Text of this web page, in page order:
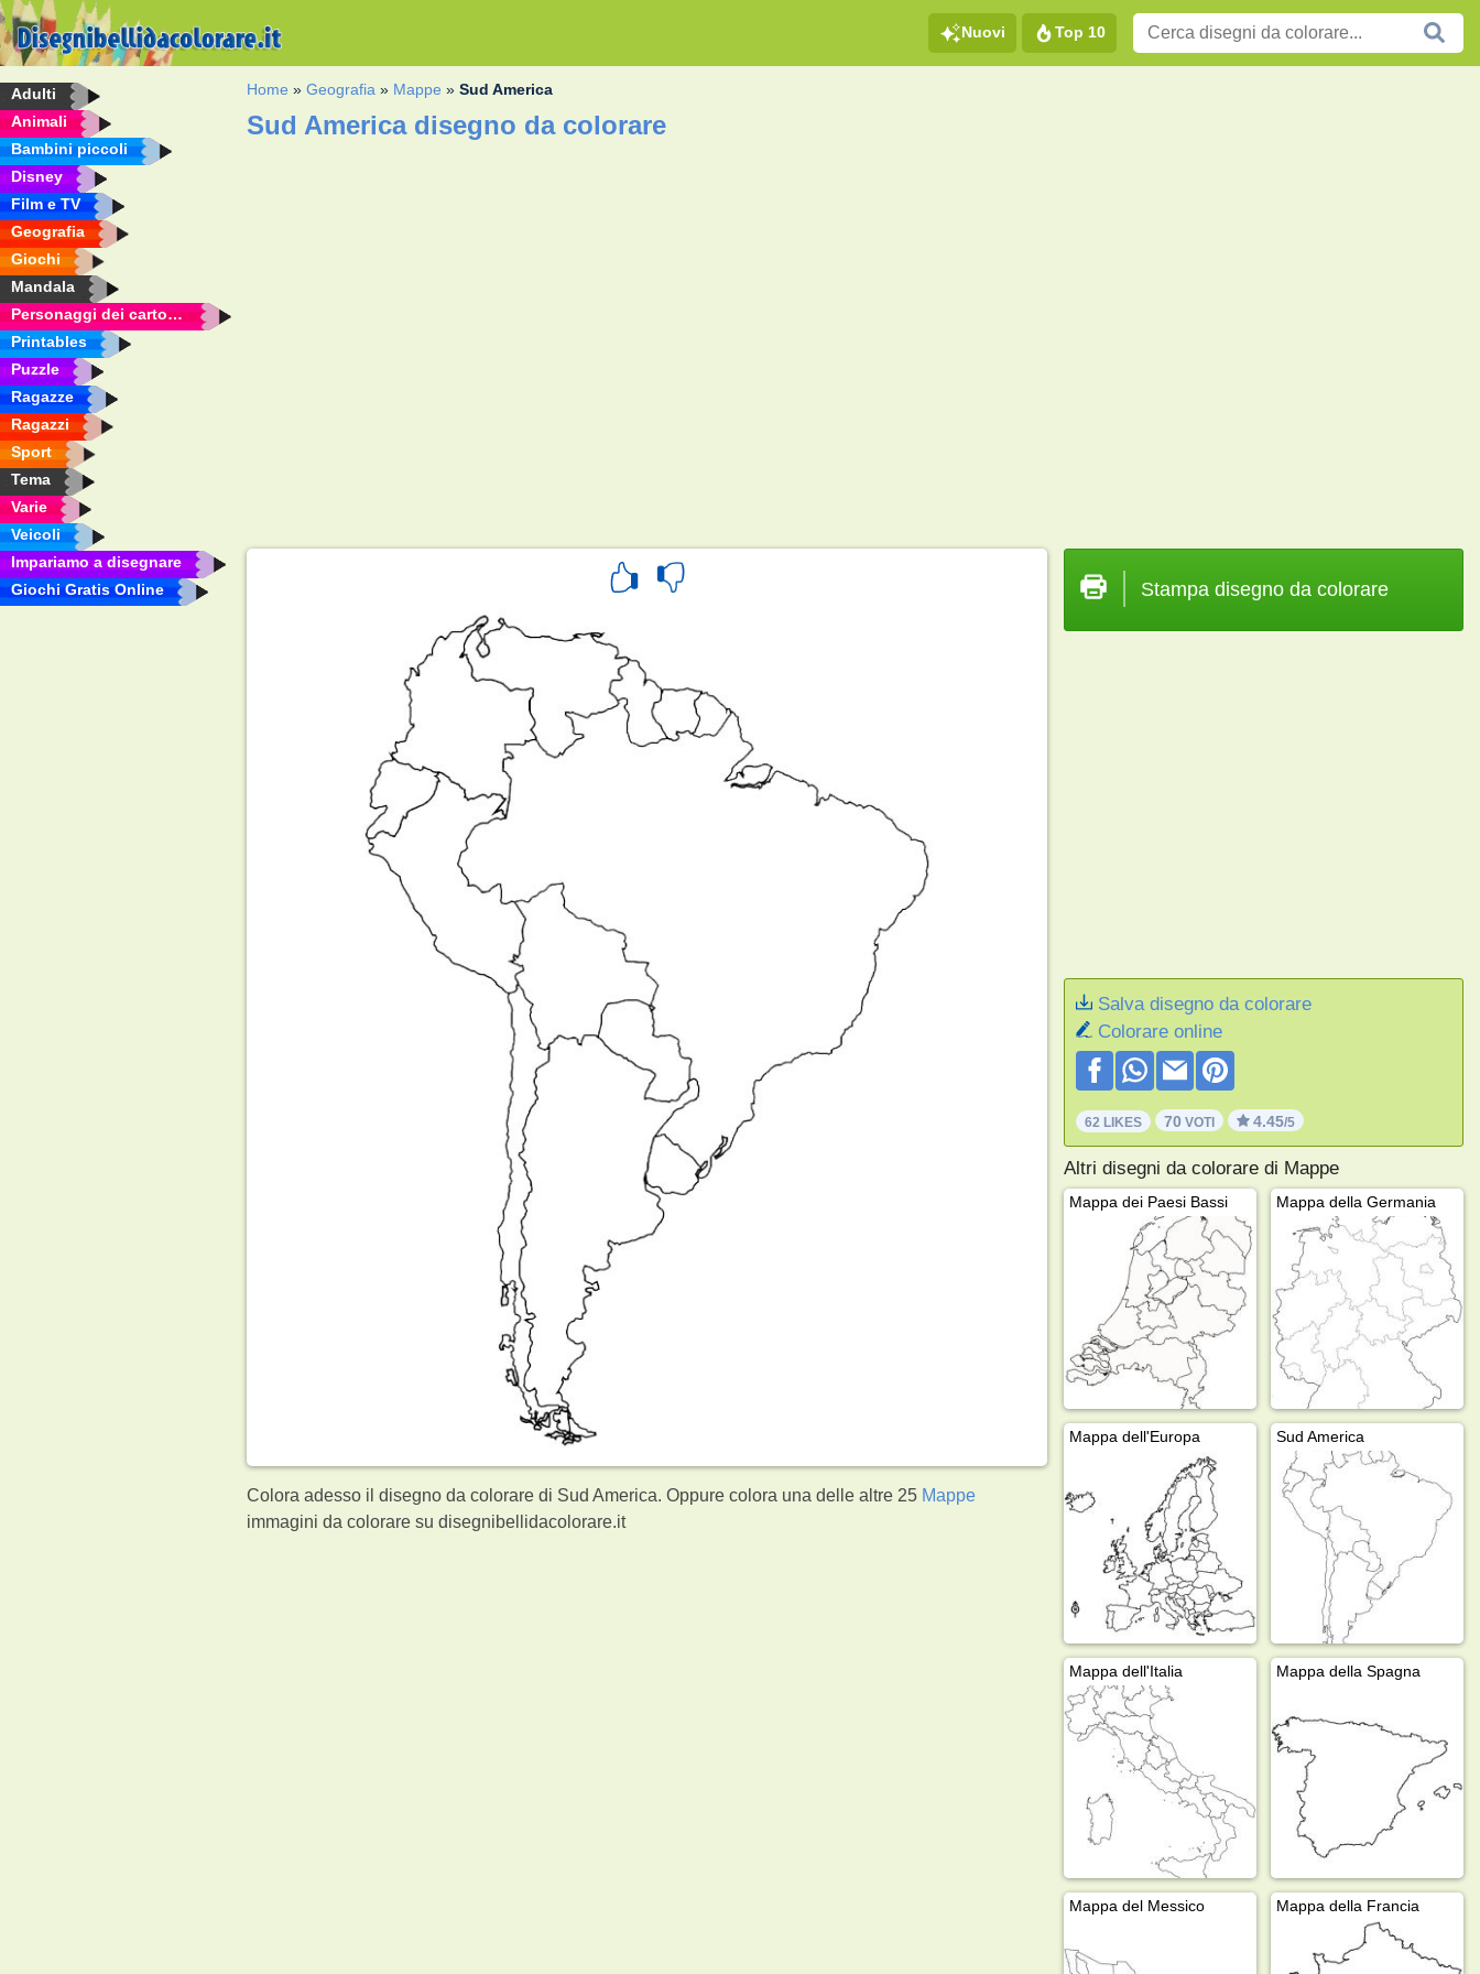
Nuovi Top 10
Adulti
Animali
Bambini piccoli
Disney
Film e TV
Geografia
Giochi
Mandala
Personaggi dei cartoni animati
Printables
Puzzle
Ragazze
Ragazzi
Sport
Tema
Varie
Veicoli
Impariamo a disegnare
Giochi Gratis Online
Home »Geografia » Mappe »Sud America
Sud America disegno da colorare
Colora adesso il disegno da colorare di Sud America. Oppure colora una delle altre 25 Mappe
immagini da colorare su disegnibellidacolorare.it
Stampa disegno da colorare
Salva disegno da colorare
Colorare online
62 LIKES 70 VOTI 4.45/5
Altri disegni da colorare di Mappe
Mappa dei Paesi Bassi Mappa della Germania
Mappa dell'Europa Sud America
Mappa dell'Italia Mappa della Spagna
Mappa del Messico Mappa della Francia